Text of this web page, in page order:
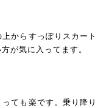
からすっぽりスカート
が気に入ってます。
ても楽です。乗り降り